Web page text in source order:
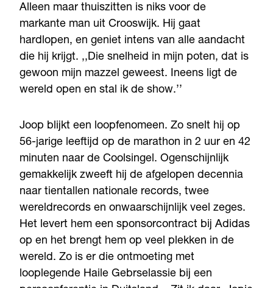
Alleen maar thuiszitten is niks voor de
markante man uit Crooswijk. Hij gaat
hardlopen, en geniet intens van alle aandacht
die hij krijgt. ,,Die snelheid in mijn poten, dat is
gewoon mijn mazzel geweest. Ineens ligt de
wereld open en stal ik de show.’’
Joop blijkt een loopfenomeen. Zo snelt hij op
56-jarige leeftijd op de marathon in 2 uur en 42
minuten naar de Coolsingel. Ogenschijnlijk
gemakkelijk zweeft hij de afgelopen decennia
naar tientallen nationale records, twee
wereldrecords en onwaarschijnlijk veel zeges.
Het levert hem een sponsorcontract bij Adidas
op en het brengt hem op veel plekken in de
wereld. Zo is er die ontmoeting met
looplegende Haile Gebrselassie bij een